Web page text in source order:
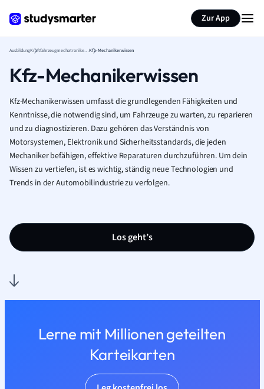
Zur App
Ausbildung Kraftfahrzeugmechatroniker/-inKfz-Mechanikerwissen
Kfz-Mechanikerwissen
Kfz-Mechanikerwissen umfasst die grundlegenden Fähigkeiten und
Kenntnisse, die notwendig sind, um Fahrzeuge zu warten, zu reparieren
und zu diagnostizieren. Dazu gehören das Verständnis von
Motorsystemen, Elektronik und Sicherheitsstandards, die jeden
Mechaniker befähigen, effektive Reparaturen durchzuführen. Um dein
Wissen zu vertiefen, ist es wichtig, ständig neue Technologien und
Trends in der Automobilindustrie zu verfolgen.
Los geht’s
Lerne mit Millionen geteilten
Karteikarten